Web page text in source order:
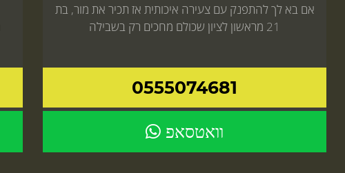
אם בא לך להתפנק עם צעירה איכותית אז תכיר את מור, בת
21 מראשון לציון שכולם מחכים רק בשבילה
0555074681
וואטסאפ